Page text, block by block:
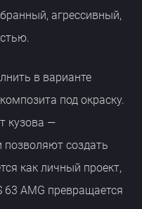
агрессивный,
в варианте
под окраску.
кузова —
создать
как личный проект,
63 AMG превращается